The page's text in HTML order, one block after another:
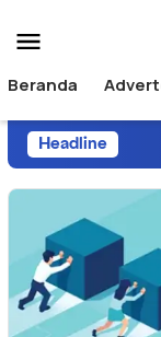
Beranda
Headline